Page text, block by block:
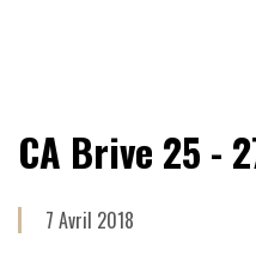
CA Brive 25 -
7 Avril 2018